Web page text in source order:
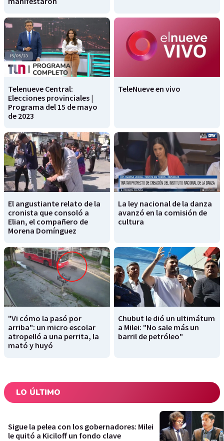
Telenueve Central:
Elecciones provinciales |
Programa del 15 de mayo
de 2023
TeleNueve en vivo
El angustiante relato de la
cronista que consoló a
Elian, el compañero de
Morena Domínguez
La ley nacional de la danza
avanzó en la comisión de
cultura
"Vi cómo la pasó por
arriba": un micro escolar
atropelló a una perrita, la
mató y huyó
Chubut le dió un ultimátum
a Milei: "No sale más un
barril de petróleo"
LO ÚLTIMO
Sigue la pelea con los gobernadores: Milei
le quitó a Kiciloff un fondo clave